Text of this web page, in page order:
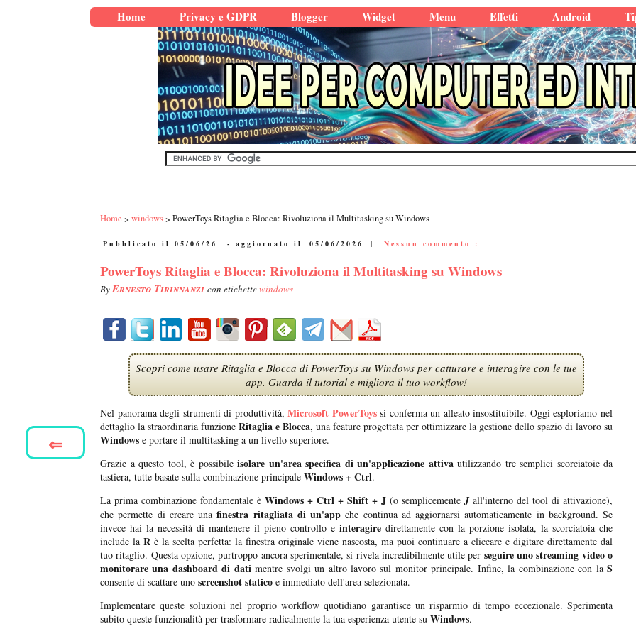
Home Privacy e GDPR Blogger Widget Menu Effetti Android
Home windows PowerToys Ritaglia e Blocca: Rivoluziona il Multitasking su Windows
Pubblicato il 05/06/26 - aggiornato il 05/06/2026 | Nessun commento :
PowerToys Ritaglia e Blocca: Rivoluziona il Multitasking su Windows
ByErnesto Tirinnanzi con etichettewindows
Scopri come usare Ritaglia e Blocca di PowerToys su Windows per catturare e interagire con le tue
app. Guarda il tutorial e migliora il tuo workflow!
Nel panorama degli strumenti di produttività,Microsoft PowerToyssi conferma un alleato insostituibile. Oggi esploriamo nel
dettaglio la straordinaria funzione Ritaglia e Blocca, una feature progettata per ottimizzare la gestione dello spazio di lavoro su
Windows e portare il multitasking a un livello superiore.
Grazie a questo tool, è possibile isolare un'area specifica di un'applicazione attiva utilizzando tre semplici scorciatoie da
tastiera, tutte basate sulla combinazione principale Windows + Ctrl.
La prima combinazione fondamentale è Windows + Ctrl + Shift + J (o semplicemente J all'interno del tool di attivazione),
che permette di creare unafinestra ritagliata di un'appche continua ad aggiornarsi automaticamente in background. Se
invece hai la necessità di mantenere il pieno controllo e interagire direttamente con la porzione isolata, la scorciatoia che
include la R è la scelta perfetta: la finestra originale viene nascosta, ma puoi continuare a cliccare e digitare direttamente dal
tuo ritaglio. Questa opzione, purtroppo ancora sperimentale, si rivela incredibilmente utile per seguire uno streaming video o
monitorare una dashboard di datimentre svolgi un altro lavoro sul monitor principale. Infine, la combinazione con laS
consente di scattare uno screenshot statico e immediato dell'area selezionata.
Implementare queste soluzioni nel proprio workflow quotidiano garantisce un risparmio di tempo eccezionale. Sperimenta
subito queste funzionalità per trasformare radicalmente la tua esperienza utente su Windows.
⇐